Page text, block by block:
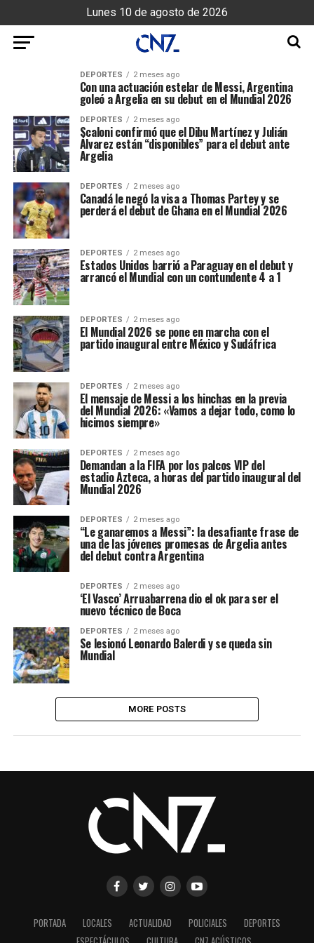
Lunes 10 de agosto de 2026
DEPORTES 2 meses ago
Con una actuación estelar de Messi, Argentina
goleó a Argelia en su debut en el Mundial 2026
DEPORTES 2 meses ago
Scaloni confirmó que el Dibu Martínez y Julián
Álvarez están “disponibles” para el debut ante
Argelia
DEPORTES 2 meses ago
Canadá le negó la visa a Thomas Partey y se
perderá el debut de Ghana en el Mundial 2026
DEPORTES 2 meses ago
Estados Unidos barrió a Paraguay en el debut y
arrancó el Mundial con un contundente 4 a 1
DEPORTES 2 meses ago
El Mundial 2026 se pone en marcha con el
partido inaugural entre México y Sudáfrica
DEPORTES 2 meses ago
El mensaje de Messi a los hinchas en la previa
del Mundial 2026: «Vamos a dejar todo, como lo
hicimos siempre»
DEPORTES 2 meses ago
Demandan a la FIFA por los palcos VIP del
estadio Azteca, a horas del partido inaugural del
Mundial 2026
DEPORTES 2 meses ago
“Le ganaremos a Messi”: la desafiante frase de
una de las jóvenes promesas de Argelia antes
del debut contra Argentina
DEPORTES 2 meses ago
‘El Vasco’ Arruabarrena dio el ok para ser el
nuevo técnico de Boca
DEPORTES 2 meses ago
Se lesionó Leonardo Balerdi y se queda sin
Mundial
MORE POSTS
PORTADA LOCALES ACTUALIDAD POLICIALES
DEPORTES